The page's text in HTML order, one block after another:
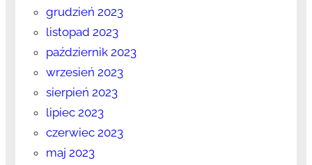
grudzień 2023
listopad 2023
październik 2023
wrzesień 2023
sierpień 2023
lipiec 2023
czerwiec 2023
maj 2023